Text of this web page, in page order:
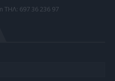
TΗΛ: 697 36 236 97